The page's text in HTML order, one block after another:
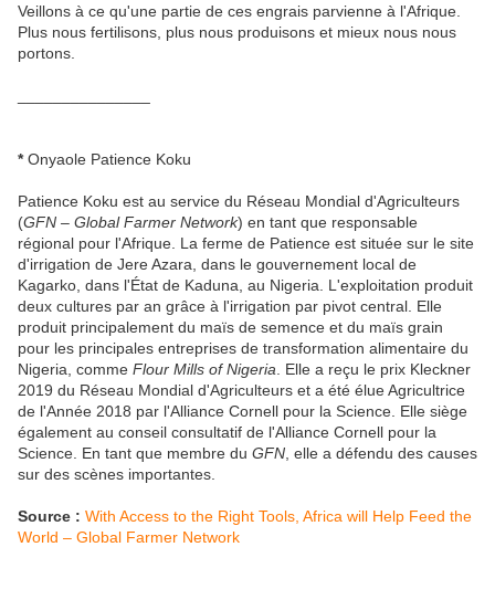
Veillons à ce qu'une partie de ces engrais parvienne à l'Afrique.
Plus nous fertilisons, plus nous produisons et mieux nous nous
portons.
*Onyaole Patience Koku
Patience Koku est au service du Réseau Mondial d'Agriculteurs
(GFN – Global Farmer Network) en tant que responsable
régional pour l'Afrique. La ferme de Patience est située sur le site
d'irrigation de Jere Azara, dans le gouvernement local de
Kagarko, dans l'État de Kaduna, au Nigeria. L'exploitation produit
deux cultures par an grâce à l'irrigation par pivot central. Elle
produit principalement du maïs de semence et du maïs grain
pour les principales entreprises de transformation alimentaire du
Nigeria, comme Flour Mills of Nigeria . Elle a reçu le prix Kleckner
2019 du Réseau Mondial d'Agriculteurs et a été élue Agricultrice
de l'Année 2018 par l'Alliance Cornell pour la Science. Elle siège
également au conseil consultatif de l'Alliance Cornell pour la
Science. En tant que membre du GFN , elle a défendu des causes
sur des scènes importantes.
Source : With Access to the Right Tools, Africa will Help Feed the
World – Global Farmer Network